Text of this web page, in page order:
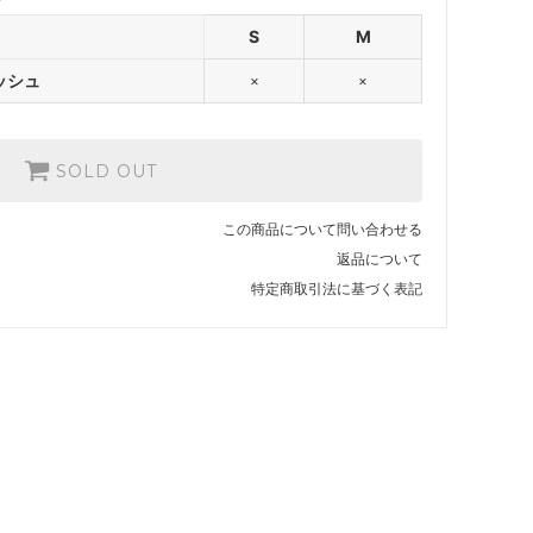
S
M
シュ × ×
SOLD OUT
この商品について問い合わせる
返品について
特定商取引法に基づく表記